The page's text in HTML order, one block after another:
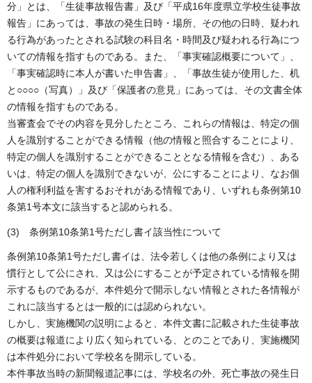
分」とは、「生徒事故報告書」及び「平成16年度県立学校生徒事故
報告」にあっては、事故の発生日時・場所、その他の日時、疑われ
る行為があったとされる試験の科目名・時間及び疑われる行為につ
いての情報を指すものである。また、「事実確認概要について」、
「事実確認時に本人が書いた申告書」、「事故生徒が使用した、机
と○○○○（写真）」及び「保護者の意見」にあっては、その文書全体
の情報を指すものである。
当審査会でその内容を見分したところ、これらの情報は、特定の個
人を識別することができる情報（他の情報と照合することにより、
特定の個人を識別することができることとなる情報を含む）、ある
いは、特定の個人を識別できないが、公にすることにより、なお個
人の権利利益を害するおそれがある情報であり、いずれも条例第10
条第1号本文に該当すると認められる。
(3) 条例第10条第1号ただし書イ該当性について
条例第10条第1号ただし書イは、法令若しくは他の条例により又は
慣行として公にされ、又は公にすることが予定されている情報を開
示するものであるが、本件処分で開示しない情報とされた各情報が
これに該当するとは一般的には認められない。
しかし、実施機関の説明によると、本件文書に記載された生徒事故
の概要は報道により広く知られている、とのことであり、実施機関
は本件処分において学校名を開示している。
本件事故当時の新聞報道記事には、学校名の外、死亡事故の発生日